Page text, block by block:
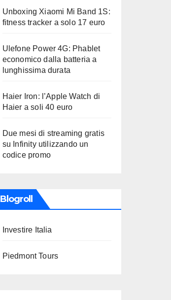
Unboxing Xiaomi Mi Band 1S:
fitness tracker a solo 17 euro
Ulefone Power 4G: Phablet
economico dalla batteria a
lunghissima durata
Haier Iron: l’Apple Watch di
Haier a soli 40 euro
Due mesi di streaming gratis
su Infinity utilizzando un
codice promo
Blogroll
Investire Italia
Piedmont Tours